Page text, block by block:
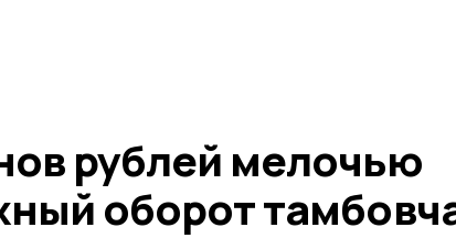
рублей мелочью
оборот